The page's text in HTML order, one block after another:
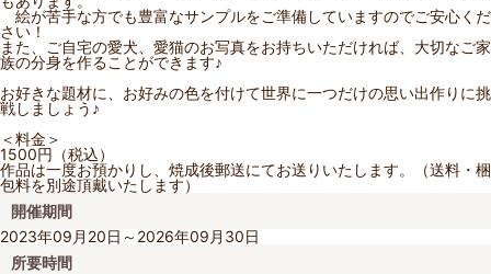
絵が苦手な方でも豊富なサンプルをご準備していますのでご安心くだ
さい！
また、ご自宅の愛犬、愛猫のお写真をお持ちいただければ、大切なご家
族の分身を作ることができます♪
お好きな題材に、お好みの色を付けて世界に一つだけの思い出作りに挑
戦しましょう♪
＜料金＞
1500円（税込）
作品は一度お預かりし、焼成後郵送にてお送りいたします。（送料・梱
包料を別途頂戴いたします）
開催期間
2023年09月20日～2026年09月30日
所要時間